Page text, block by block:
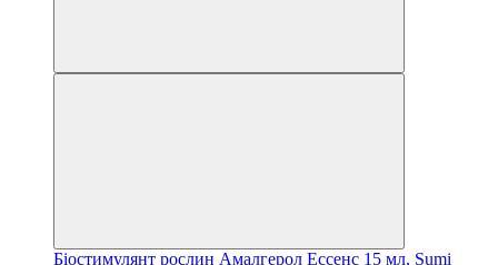
Біостимулянт рослин Амалгерол Ессенс 15 мл, Sumi